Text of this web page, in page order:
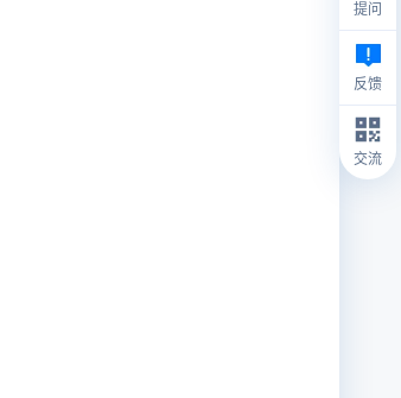
提问
反馈
交流